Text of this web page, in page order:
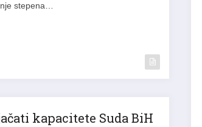
stepena…
kapacitete Suda BiH